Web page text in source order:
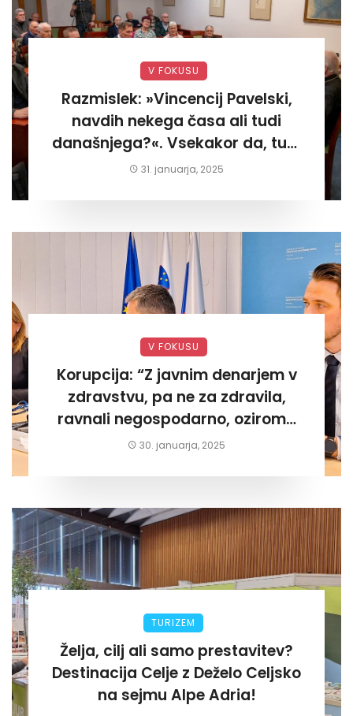
V FOKUSU
Razmislek: »Vincencij Pavelski,
navdih nekega časa ali tudi
današnjega?«. Vsekakor da, tudi
današnjega«
31. januarja, 2025
V FOKUSU
Korupcija: “Z javnim denarjem v
zdravstvu, pa ne za zdravila,
ravnali negospodarno, oziroma
za lastni žep. Tokrat na Žalskem«
30. januarja, 2025
TURIZEM
Želja, cilj ali samo prestavitev?
Destinacija Celje z Deželo Celjsko
na sejmu Alpe Adria!